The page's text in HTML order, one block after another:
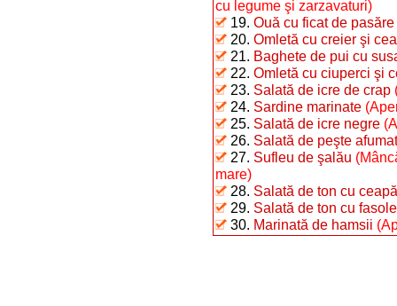
cu legume şi zarzavaturi)
19. Ouă cu ficat de pasăre
20. Omletă cu creier şi
21. Baghete de pui cu
22. Omletă cu ciuperci şi
23. Salată de icre de crap
24. Sardine marinate
25. Salată de icre negre
26. Salată de peşte
27. Sufleu de şalău
mare)
28. Salată de ton cu ceapă
29. Salată de ton cu
30. Marinată de hamsii